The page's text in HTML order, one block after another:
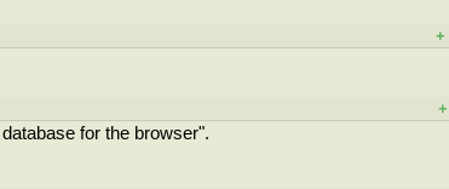
+
+
for the browser".